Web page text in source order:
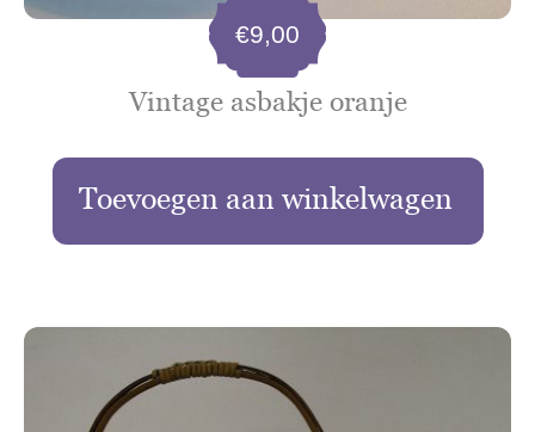
Vintage asbakje oranje
€9,00
Toevoegen aan winkelwagen